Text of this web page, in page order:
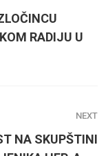
RADIJU U
NEXT
NA SKUPŠTINI